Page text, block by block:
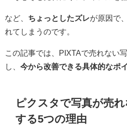
など、 ちょっとしたズレが原因で
れてしまうのです。
この記事では、PIXTAで売れない
し、 今から改善できる具体的なポ
ピクスタで写真が売
する5つの理由